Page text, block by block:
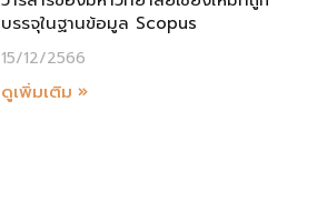
บรรจุในฐานข้อมูล Scopus
15/12/2566
ดูเพิ่มเติม »